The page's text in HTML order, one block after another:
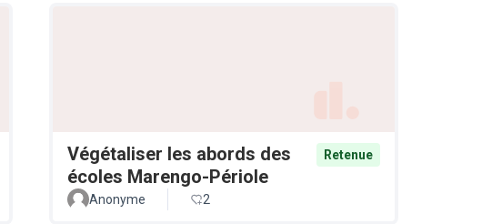
Végétaliser les abords des
écoles Marengo-Périole
Retenue
Anonyme 2